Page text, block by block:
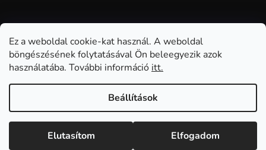
Ez a weboldal cookie-kat használ. A weboldal
böngészésének folytatásával Ön beleegyezik azok
használatába. További információ itt.
Beállítások
Elutasítom Elfogadom
Shoptet készítette